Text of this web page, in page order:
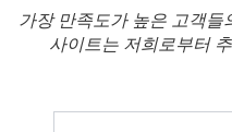
가장 만족도가 높은 고객들
사이트는 저희로부터